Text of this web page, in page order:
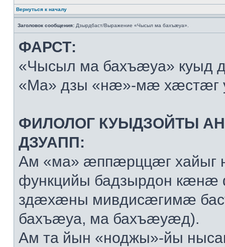
Вернуться к началу
Заголовок сообщения: Дзырдбаст/Выражение «Чысыл ма бахъæуа».
ФАРСТ:
«Чысыл ма бахъæуа» куыд
«Ма» дзы «нæ»-мæ хæстæг
ФИЛОЛОГ КУЫДЗОЙТЫ
ДЗУАПП:
Ам «ма» æппæрццæг хайыг
функцийы бадзырдон
здæхæны мивдисæгимæ
бахъæуа, ма бахъæуæд).
Ам та йын «ноджы»-йы